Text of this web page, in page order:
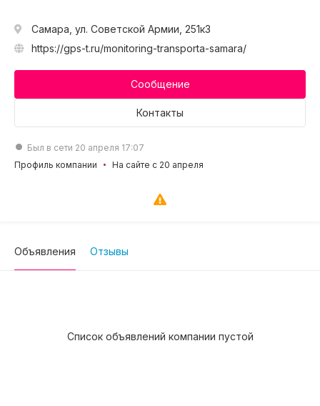
Самара, ул. Советской Армии, 251к3
https://gps-t.ru/monitoring-transporta-samara/
Сообщение
Контакты
Был в сети 20 апреля 17:07
Профиль компании
На сайте с 20 апреля
Объявления Отзывы
Список объявлений компании пустой